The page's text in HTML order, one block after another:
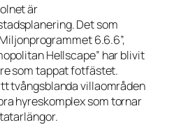
är
Det som
6.6.6”,
Hellscape” har blivit
som tappat fotfästet.
tvångsblanda villaområden
hyreskomplex som tornar